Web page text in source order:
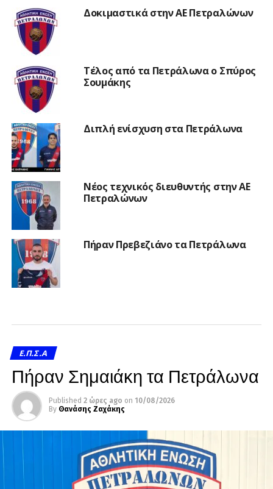
Δοκιμαστικά στην ΑΕ Πετραλώνων
Τέλος από τα Πετράλωνα ο Σπύρος
Σουμάκης
Διπλή ενίσχυση στα Πετράλωνα
Νέος τεχνικός διευθυντής στην ΑΕ
Πετραλώνων
Πήραν Πρεβεζιάνο τα Πετράλωνα
Ε.Π.Σ.Α
Πήραν Σημαιάκη τα Πετράλωνα
Published 2 ώρες ago on 10/08/2026
By Θανάσης Ζαχάκης